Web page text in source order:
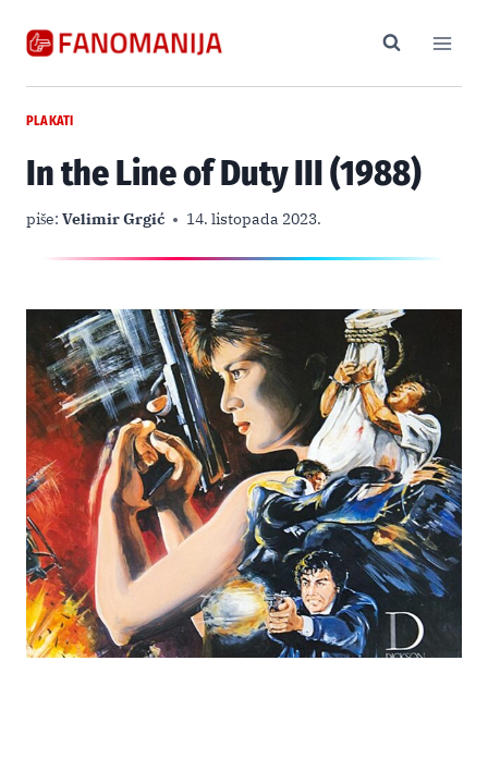
PLAKATI
In the Line of Duty III (1988)
piše: Velimir Grgić 14. listopada 2023.